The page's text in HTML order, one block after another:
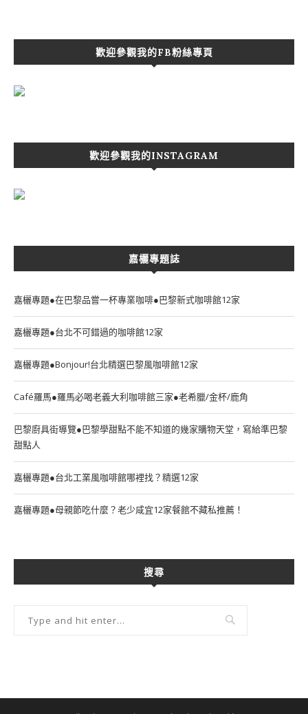
歡迎參觀我的FB粉絲專頁
歡迎參觀我的INSTAGRAM
嘉欐專題誌
嘉欐專題●在巴黎品嘗一杯專業咖啡●巴黎新式咖啡館12家
嘉欐專題●台北不可錯過的咖啡館12家
嘉欐專題●Bonjour!台北精選巴黎風咖啡館12家
Café羅馬●羅馬必喝老義大利咖啡館三家●老希臘/金杯/鹿角
巴黎廚具街導覽●巴黎學甜點不能不知道的幾家購物天堂，寫給準巴黎
甜點人
嘉欐專題●台北工業風咖啡館哪裡找？精選12家
嘉欐專題●母親節吃什麼？老少咸宜12家餐館不藏私推薦！
搜尋